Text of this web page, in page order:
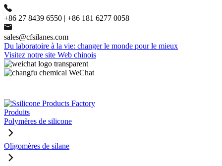
+86 27 8439 6550 | +86 181 6277 0058
sales@cfsilanes.com
Du laboratoire à la vie: changer le monde pour le mieux
Visitez notre site Web chinois
Produits
Polymères de silicone
Oligomères de silane